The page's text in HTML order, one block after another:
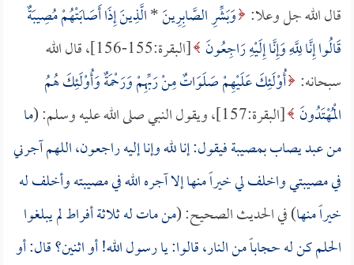
قال الله جل وعلا: وَبَشِّرِ الصَّابِرِينَ*الَّذِينَ إِذَا أَصَابَتْهُمْ مُصِيبَةٌ
قَالُوا إِنَّا لِلَّهِ وَإِنَّا إِلَيْهِ رَاجِعُونَ
[البقرة:155-156]، قال الله
سبحانه: أُوْلَئِكَ عَلَيْهِمْ صَلَوَاتٌ مِنْ رَبِّهِمْ وَرَحْمَةٌ وَأُوْلَئِكَ هُمُ
الْمُهْتَدُونَ [البقرة:157]، ويقول النبي صلى الله عليه وسلم: (
ما
من عبد يصاب بمصيبة فيقول: إنا لله وإنا إليه راجعون، اللهم آجرني
في مصيبتي واخلف لي خيراً منها إلا آجره الله في مصيبته وأخلف له
خيراً منها) في الحديث الصحيح: (من مات له ثلاثة أفراط لم يبلغوا
الحلم كن له حجاباً من النار، قالوا: يا رسول الله! أو اثنين؟ قال: أو